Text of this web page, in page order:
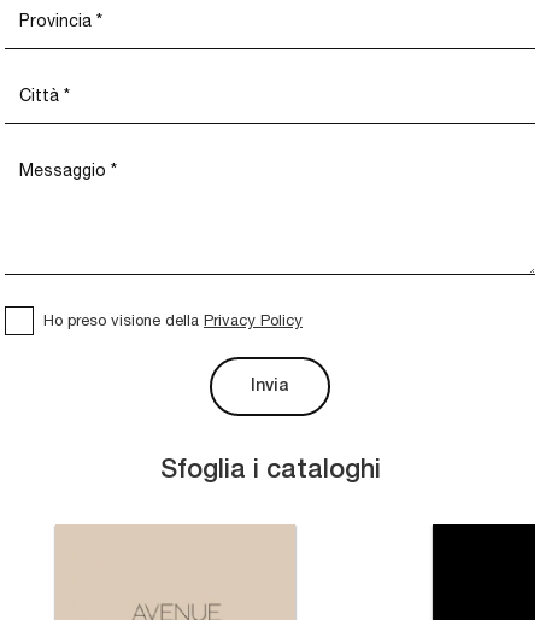
Sfoglia i cataloghi
Ho preso visione della Privacy Policy
Invia